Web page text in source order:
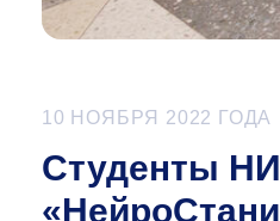
10 НОЯБРЯ 2022 ГОДА
Студенты